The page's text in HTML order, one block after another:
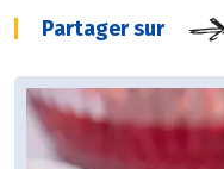
Partager sur